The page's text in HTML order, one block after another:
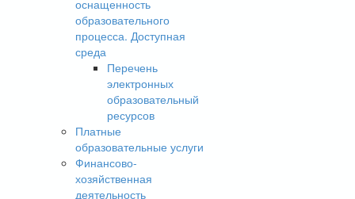
оснащенность
образовательного
процесса. Доступная
среда
Перечень
электронных
образовательный
ресурсов
Платные
образовательные услуги
Финансово-
хозяйственная
деятельность